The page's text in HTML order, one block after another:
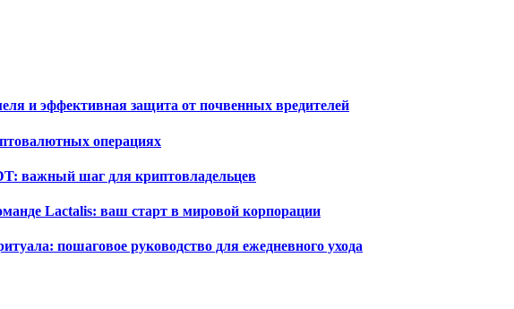
и эффективная защита от почвенных вредителей
операциях
важный шаг для криптовладельцев
Lactalis: ваш старт в мировой корпорации
пошаговое руководство для ежедневного ухода